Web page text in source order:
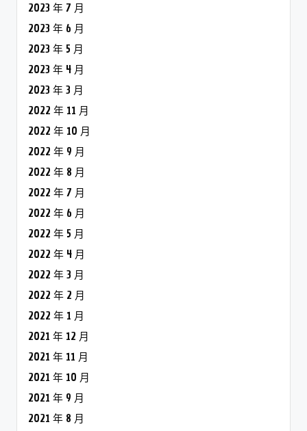
2023 年 7 月
2023 年 6 月
2023 年 5 月
2023 年 4 月
2023 年 3 月
2022 年 11 月
2022 年 10 月
2022 年 9 月
2022 年 8 月
2022 年 7 月
2022 年 6 月
2022 年 5 月
2022 年 4 月
2022 年 3 月
2022 年 2 月
2022 年 1 月
2021 年 12 月
2021 年 11 月
2021 年 10 月
2021 年 9 月
2021 年 8 月